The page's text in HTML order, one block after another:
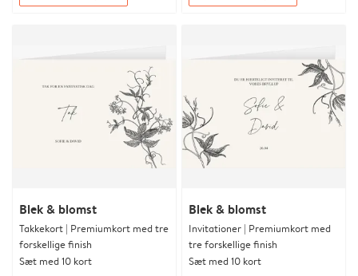
Blek & blomst
Takkekort | Premiumkort med tre
forskellige finish
Sæt med 10 kort
Blek & blomst
Invitationer | Premiumkort med
tre forskellige finish
Sæt med 10 kort